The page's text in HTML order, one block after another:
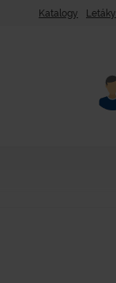
Katalogy Letáky